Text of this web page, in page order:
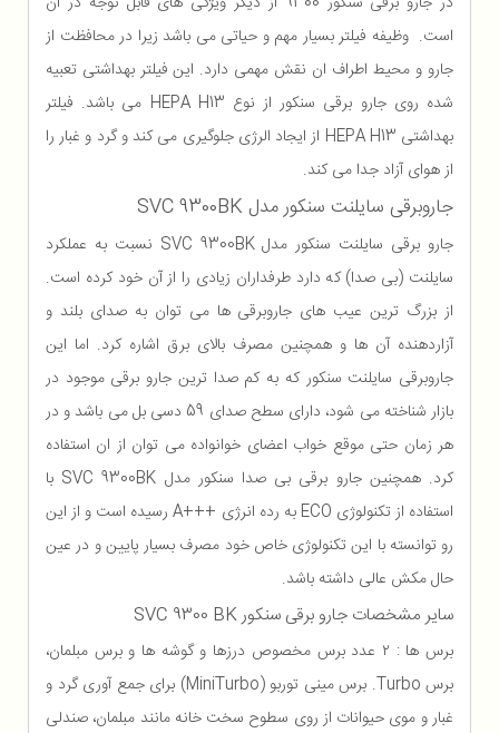
است. وظیفه فیلتر بسیار مهم و حیاتی می باشد زیرا در محافظت از
جارو و محیط اطراف ان نقش مهمی دارد. این فیلتر بهداشتی تعبیه
شده روی جارو برقی سنکور از نوع HEPA H13 می باشد. فیلتر
بهداشتی HEPA H13 از ایجاد الرژی جلوگیری می کند و گرد و غبار را
از هوای آزاد جدا می کند.
جاروبرقی سایلنت سنکور مدل SVC 9300BK
جارو برقی سایلنت سنکور مدل SVC 9300BK نسبت به عملکرد
سایلنت (بی صدا) که دارد طرفداران زیادی را از آن خود کرده است.
از بزرگ ترین عیب های جاروبرقی ها می توان به صدای بلند و
آزاردهنده آن ها و همچنین مصرف بالای برق اشاره کرد. اما این
جاروبرقی سایلنت سنکور که به کم صدا ترین جارو برقی موجود در
بازار شناخته می شود، دارای سطح صدای 59 دسی بل می باشد و در
هر زمان حتی موقع خواب اعضای خوانواده می توان از ان استفاده
کرد. همچنین جارو برقی بی صدا سنکور مدل SVC 9300BK با
استفاده از تکنولوژی ECO به رده انرژی +++A رسیده است و از این
رو توانسته با این تکنولوژی خاص خود مصرف بسیار پایین و در عین
حال مکش عالی داشته باشد.
سایر مشخصات جارو برقی سنکور SVC 9300 BK
برس ها : ۲ عدد برس مخصوص درزها و گوشه ها و برس مبلمان،
برس Turbo. برس مینی توربو (MiniTurbo) برای جمع آوری گرد و
غبار و موی حیوانات از روی سطوح سخت خانه مانند مبلمان، صندلی